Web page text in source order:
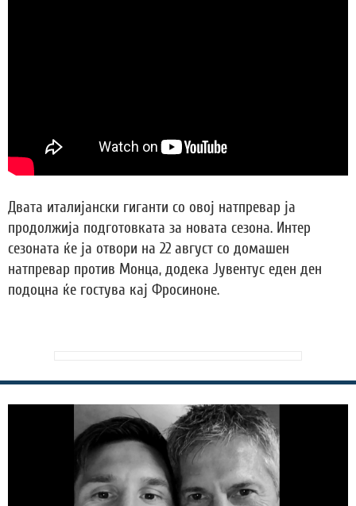
Двата италијански гиганти со овој натпревар ја
продолжија подготовката за новата сезона. Интер
сезоната ќе ја отвори на 22 август со домашен
натпревар против Монца, додека Јувентус еден ден
подоцна ќе гостува кај Фросиноне.